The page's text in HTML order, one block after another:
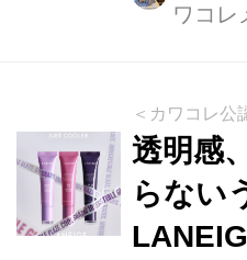
2026年2月
ワコレ
＜カワコレ公
透明感
らない